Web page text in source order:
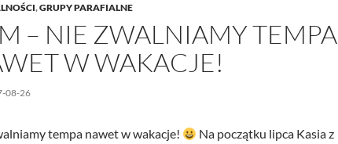
,GRUPY PARAFIALNE
– NIE ZWALNIAMY TEMPA
W WAKACJE!
08-26
tempa nawet w wakacje!
Na początku lipca Kasia z